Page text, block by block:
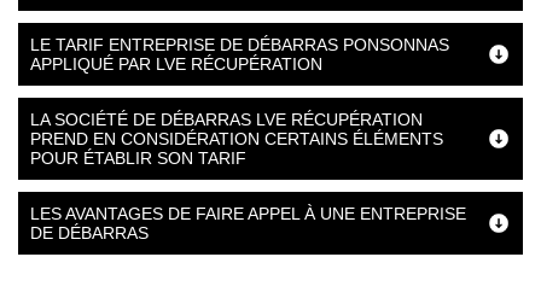
LE TARIF ENTREPRISE DE DÉBARRAS PONSONNAS
APPLIQUÉ PAR LVE RÉCUPÉRATION
LA SOCIÉTÉ DE DÉBARRAS LVE RÉCUPÉRATION
PREND EN CONSIDÉRATION CERTAINS ÉLÉMENTS
POUR ÉTABLIR SON TARIF
LES AVANTAGES DE FAIRE APPEL À UNE ENTREPRISE
DE DÉBARRAS